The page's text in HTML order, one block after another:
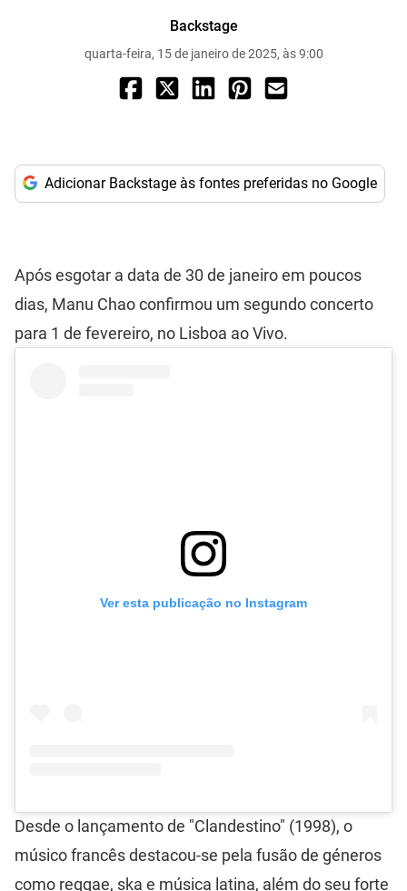
Backstage
quarta-feira, 15 de janeiro de 2025, às 9:00
Adicionar Backstage às fontes preferidas no Google
Após esgotar a data de 30 de janeiro em poucos
dias, Manu Chao confirmou um segundo concerto
para 1 de fevereiro, no Lisboa ao Vivo.
Ver esta publicação no Instagram
Desde o lançamento de "Clandestino" (1998), o
músico francês destacou-se pela fusão de géneros
como reggae, ska e música latina, além do seu forte